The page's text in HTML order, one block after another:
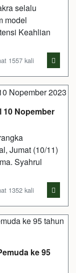
selalu
model
Keahlian
1557 kali
10 Nopember
Jumat (10/11)
Syahrul
1352 kali
ke 95